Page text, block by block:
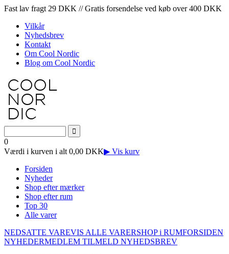
Fast lav fragt 29 DKK // Gratis forsendelse ved køb over 400 DKK
Vilkår
Nyhedsbrev
Kontakt
Om Cool Nordic
Blog om Cool Nordic
0
Værdi i kurven i alt 0,00 DKK▶ Vis kurv
Forsiden
Nyheder
Shop efter mærker
Shop efter rum
Top 30
Alle varer
NEDSATTE VAREVIS ALLE VARERSHOP i RUMFORSIDEN
NYHEDERMEDLEM TILMELD NYHEDSBREV